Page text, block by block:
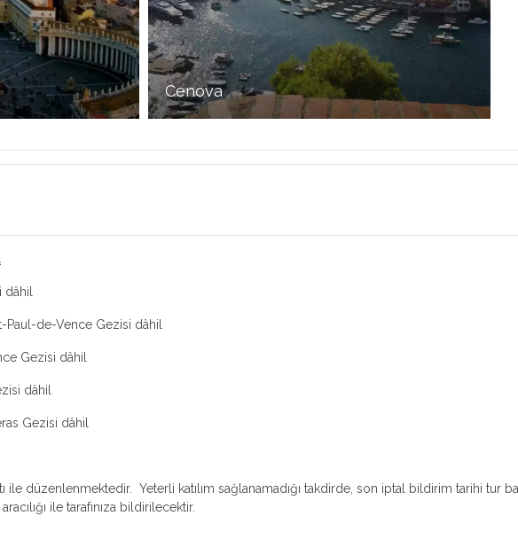
Cenova
de-Vence Gezisi dâhil
Gezisi dâhil
dâhil
Gezisi dâhil
ile düzenlenmektedir. Yeterli katılım sağlanamadığı takdirde, son iptal bildirim tarihi tur
ile tarafınıza bildirilecektir.